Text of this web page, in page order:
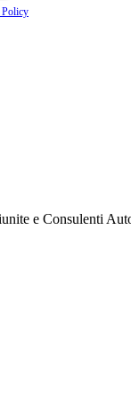
e Consulenti